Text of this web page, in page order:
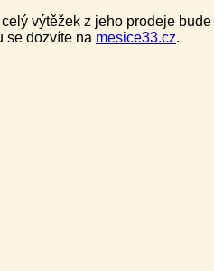
výtěžek z jeho prodeje bude
se dozvíte na mesice33.cz.